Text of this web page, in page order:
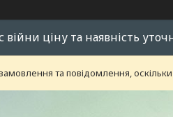
війни ціну та наявність
та повідомлення,